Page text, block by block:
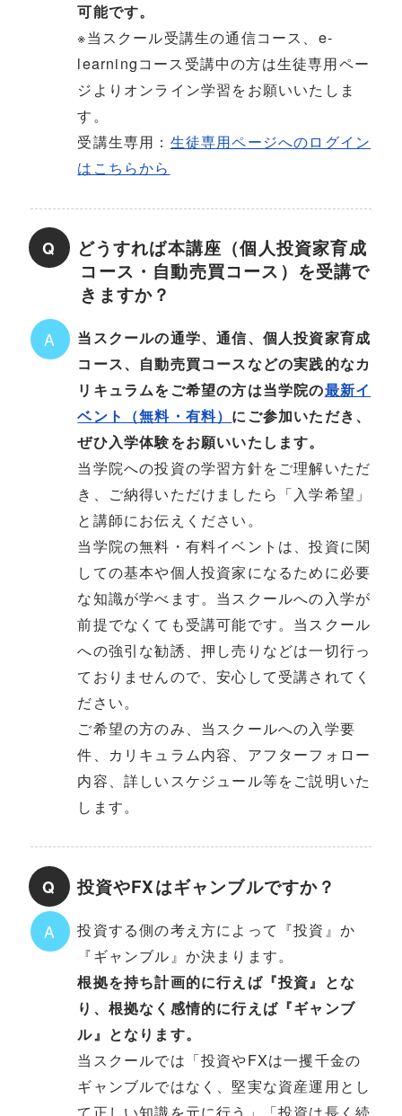
可能です。
※当スクール受講生の通信コース、e-
learningコース受講中の方は生徒専用ペー
ジよりオンライン学習をお願いいたしま
す。
受講生専用： 生徒専用ページへのログイン
はこちらから
Q
どうすれば本講座（個人投資家育成
コース・自動売買コース）を受講で
きますか？
A
当スクールの通学、通信、個人投資家育成
コース、自動売買コースなどの実践的なカ
リキュラムをご希望の方は当学院の最新イ
ベント（無料・有料） にご参加いただき、
ぜひ入学体験をお願いいたします。
当学院への投資の学習方針をご理解いただ
き、ご納得いただけましたら「入学希望」
と講師にお伝えください。
当学院の無料・有料イベントは、投資に関
しての基本や個人投資家になるために必要
な知識が学べます。当スクールへの入学が
前提でなくても受講可能です。当スクール
への強引な勧誘、押し売りなどは一切行っ
ておりませんので、安心して受講されてく
ださい。
ご希望の方のみ、当スクールへの入学要
件、カリキュラム内容、アフターフォロー
内容、詳しいスケジュール等をご説明いた
します。
Q 投資やFXはギャンブルですか？
A
投資する側の考え方によって『投資』か
『ギャンブル』か決まります。
根拠を持ち計画的に行えば『投資』とな
り、根拠なく感情的に行えば『ギャンブ
ル』となります。
当スクールでは「投資やFXは一攫千金の
ギャンブルではなく、堅実な資産運用とし
て正しい知識を元に行う」「投資は長く続